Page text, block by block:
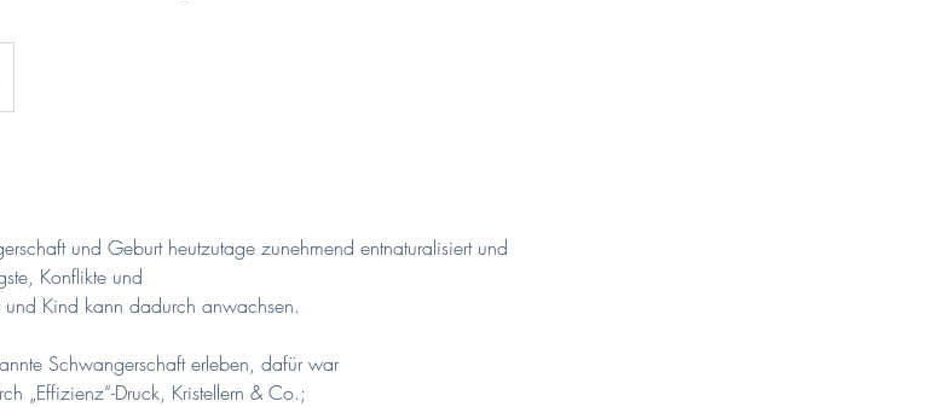
und Geburt heutzutage zunehmend entnaturalisiert und
Konflikte und
Kind kann dadurch anwachsen.
Schwangerschaft erleben, dafür war
„Effizienz“-Druck, Kristellern & Co.;